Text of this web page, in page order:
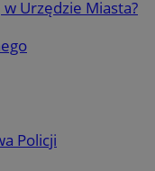
w Urzędzie Miasta?
Policji